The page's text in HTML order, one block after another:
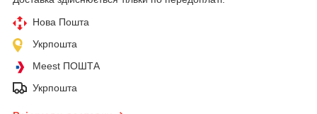
Нова Пошта
Укрпошта
Meest ПОШТА
Укрпошта